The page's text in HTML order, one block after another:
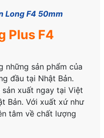
Long F4 50mm
Plus F4
những sản phẩm của
đầu tại Nhật Bản.
xuất ngay tại Việt
Bản. Với xuất xứ như
tâm về chất lượng